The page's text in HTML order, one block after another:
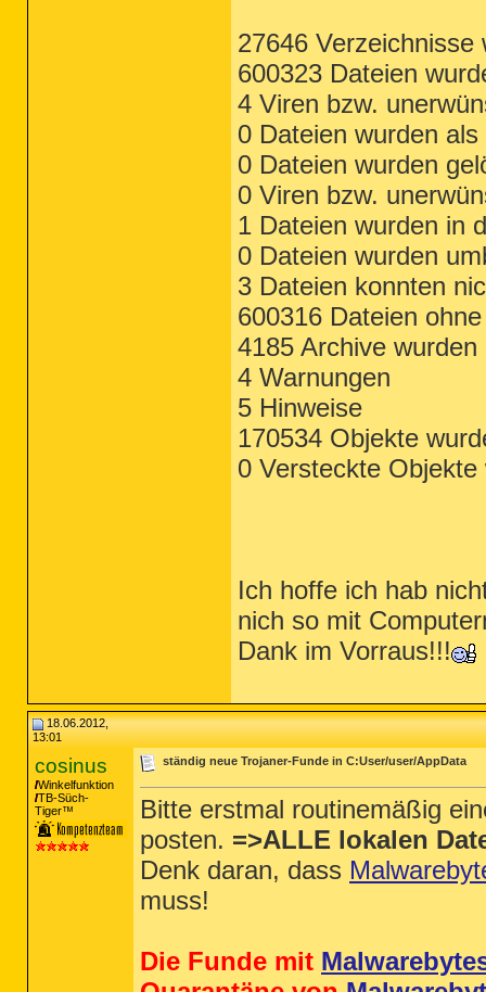
27646 Verzeichnisse
600323 Dateien
4 Viren bzw.
0 Dateien wurden
0 Dateien wurden
0 Viren bzw.
1 Dateien wurden in
0 Dateien wurden
3 Dateien konnten
600316 Dateien
4185 Archive
4 Warnungen
5 Hinweise
170534 Objekte
0 Versteckte
Ich hoffe ich hab
nich so mit
Dank im Vorraus!!!
18.06.2012,
13:01
cosinus
Winkelfunktion
TB-Süch-
Tiger™
ständig neue Trojaner-Funde in C:User/user/AppData
Bitte erstmal routinemäßig
posten. =>ALLE lokalen
Denk daran, dass
muss!
Die Funde mit